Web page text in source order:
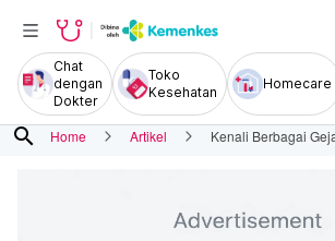
Chat
dengan
Dokter
Toko
Kesehatan
Homecare
search Home Artikel Kenali Berbagai